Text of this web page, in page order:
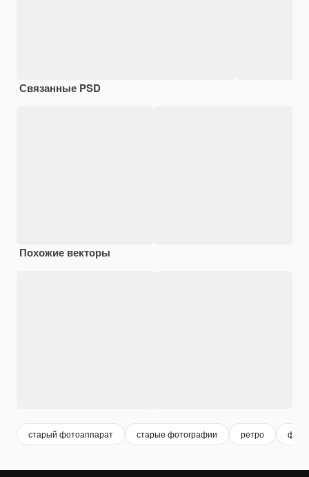
Связанные PSD
Похожие векторы
старый фотоаппарат старые фотографии ретро